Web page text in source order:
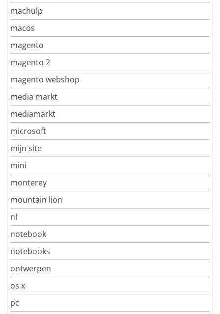
machulp
macos
magento
magento 2
magento webshop
media markt
mediamarkt
microsoft
mijn site
mini
monterey
mountain lion
nl
notebook
notebooks
ontwerpen
os x
pc